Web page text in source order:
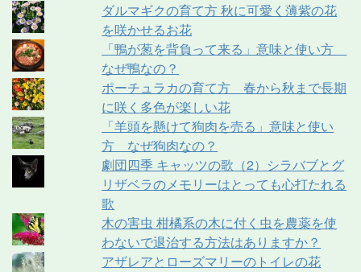
ダルマギクの育て方 秋に可愛く薄紫の花
を咲かせるお花
「鴨が葱を背負って来る」意味と使い方
なぜ鴨なの？
ポーチュラカの育て方 春から秋まで長期
に咲く多色が楽しい花
「羊頭を懸けて狗肉を売る」意味と使い
方 なぜ狗肉なの？
劇団四季 キャッツの歌（2）シラバブとグ
リザベラのメモリーはとっても心打たれる
歌
木の害虫 柑橘系の木に付く虫を農薬を使
わないで退治する方法はありますか？
アザレアとローズマリーのトイレの花